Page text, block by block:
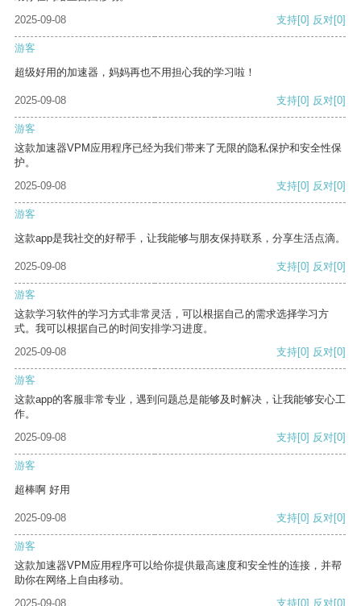
2025-09-08
支持[0] 反对[0]
游客
超级好用的加速器，妈妈再也不用担心我的学习啦！
2025-09-08 支持[0] 反对[0]
游客
这款加速器VPM应用程序已经为我们带来了无限的隐私保护和安全性保
护。
2025-09-08
支持[0] 反对[0]
游客
这款app是我社交的好帮手，让我能够与朋友保持联系，分享生活点滴。
2025-09-08 支持[0] 反对[0]
游客
这款学习软件的学习方式非常灵活，可以根据自己的需求选择学习方
式。我可以根据自己的时间安排学习进度。
2025-09-08
支持[0] 反对[0]
游客
这款app的客服非常专业，遇到问题总是能够及时解决，让我能够安心工
作。
2025-09-08
支持[0] 反对[0]
游客
超棒啊 好用
2025-09-08 支持[0] 反对[0]
游客
这款加速器VPM应用程序可以给你提供最高速度和安全性的连接，并帮
助你在网络上自由移动。
2025-09-08
支持[0] 反对[0]